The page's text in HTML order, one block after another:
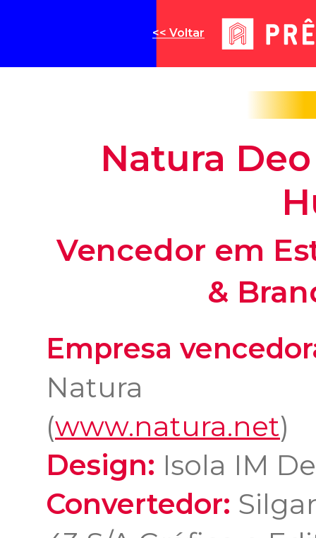
<< Voltar
Natura
Vencedor em
&
Empresa
Natura
(www.natura.net)
Design: Isola IM
Convertedor: